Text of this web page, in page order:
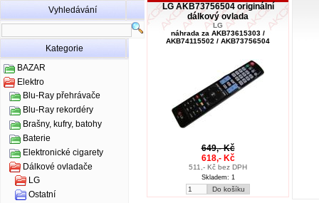
Vyhledávání
Kategorie
BAZAR
Elektro
Blu-Ray přehrávače
Blu-Ray rekordéry
Brašny, kufry, batohy
Baterie
Elektronické cigarety
Dálkové ovladače
LG
Ostatní
LG AKB73756504 originální
dálkový ovlada
LG
náhrada za AKB73615303 /
AKB74115502 / AKB73756504
649,- Kč
618,- Kč
511,- Kč bez DPH
Skladem: 1